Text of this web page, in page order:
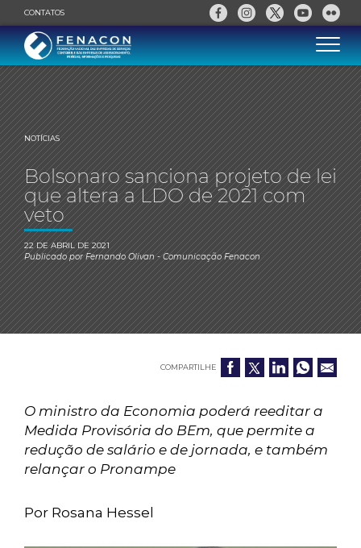
CONTATOS
NOTÍCIAS
Bolsonaro sanciona projeto de lei
que altera a LDO de 2021 com
veto
22 DE ABRIL DE 2021
Publicado porFernando Olivan- Comunicação Fenacon
COMPARTILHE
O ministro da Economia poderá reeditar a
Medida Provisória do BEm, que permite a
redução de salário e de jornada, e também
relançar o Pronampe
Por Rosana Hessel